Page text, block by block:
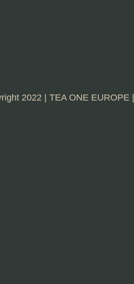
2022 | TEA ONE EUROPE |